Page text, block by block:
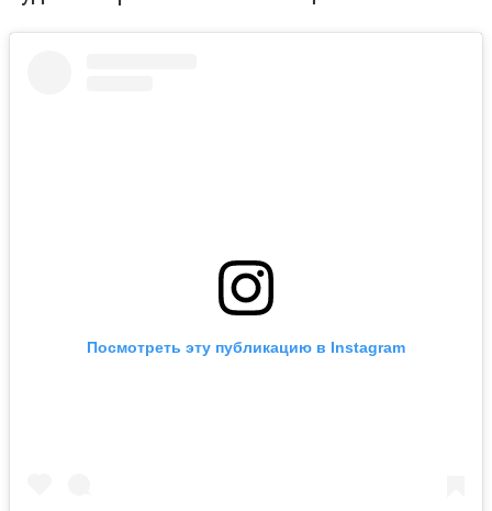
Посмотреть эту публикацию в Instagram